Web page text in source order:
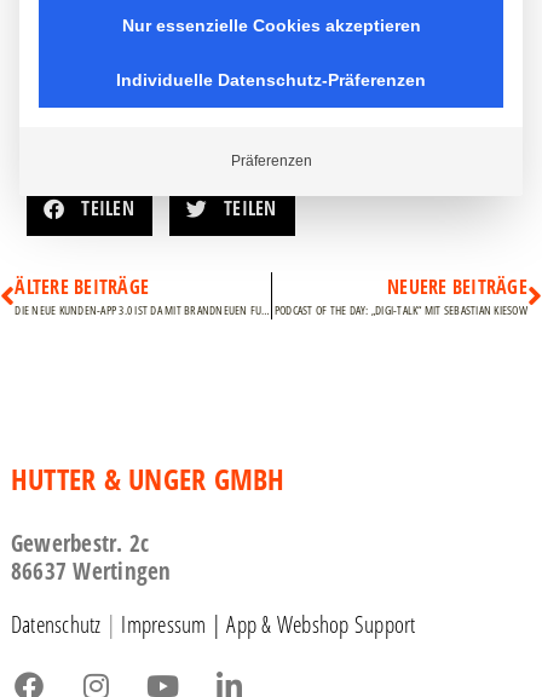
Seit 30 Jahren ist die Marketingagentur Hutter &
Fashion, Lifestyle und Sport spezialisiert. Wir sind
TEILEN TEILEN
ÄLTERE BEITRÄGE
DIE NEUE KUNDEN-APP 3.0 IST DA MIT BRANDNEUEN FUNKTIONEN!
NEUERE BEITRÄGE
PODCAST OF THE DAY: „DIGI-TALK“ MIT SEBASTIAN KIESOW
HUTTER & UNGER GMBH
Gewerbestr. 2c
86637 Wertingen
Datenschutz | Impressum | App & Webshop Support
Funktionieren der Website erforderlich.
Statistik-Cookies sammeln Nutzungsdaten, die uns
Marketing Services werden von Drittanbietern oder
Websites hinweg verfolgen.
Nur essenzielle Cookies akzeptieren
Individuelle Datenschutz-Präferenzen
Präferenzen